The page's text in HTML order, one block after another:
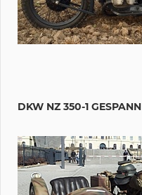
DKW NZ 350-1 GESPANN